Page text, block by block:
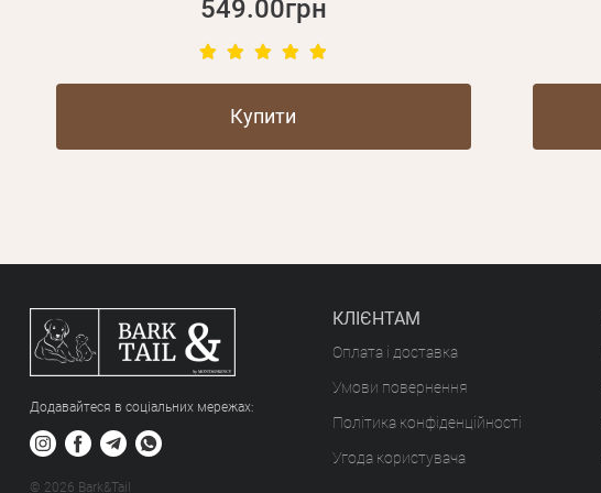
549.00грн
Купити
Додавайтеся в соціальних мережах:
© 2026 Bark&Tail
КЛІЄНТАМ
Оплата і доставка
Умови повернення
Політика конфіденційності
Угода користувача